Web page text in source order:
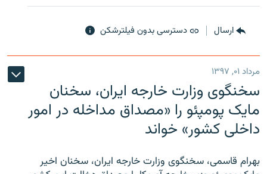
ارسال دسترسی بدون فیلترشکن
مرداد ۰۱, ۱۳۹۷
سخنگوی وزارت خارجه ایران، سخنان
مایک پومپئو را «مصداق مداخله در امور
داخلی کشور» خواند
بهرام قاسمی، سخنگوی وزارت خارجه ایران، سخنان اخیر